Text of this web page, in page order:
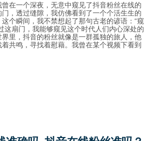
在一个深夜，无意中窥见了抖音粉丝在线的
，透过缝隙，我仿佛看到了一个个活生生的
个瞬间，我不禁想起了那句古老的谚语：“窥
这扇门，我能够窥见这个时代人们内心深处的
里，抖音的粉丝就像是一群孤独的旅人，他
共鸣，寻找着慰藉。我曾在某个视频下看到